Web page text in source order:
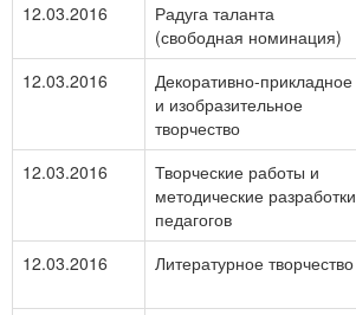
12.03.2016
Радуга таланта
(свободная номинация)
12.03.2016
Декоративно-прикладное
и изобразительное
творчество
12.03.2016
Творческие работы и
методические разработки
педагогов
12.03.2016 Литературное творчество